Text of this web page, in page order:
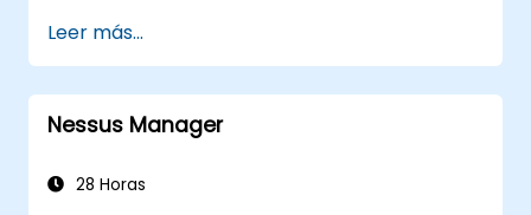
integración continua y despliegue
continuo.
Optimizar su proceso de desarrollo
aprovechando las funciones avanzadas
Aplicar las mejores prácticas para el
Leer más...
Nessus Manager
28 Horas